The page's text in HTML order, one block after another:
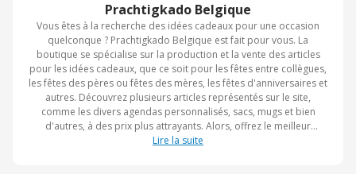
Prachtigkado Belgique
Vous êtes à la recherche des idées cadeaux pour une occasion
quelconque ? Prachtigkado Belgique est fait pour vous. La
boutique se spécialise sur la production et la vente des articles
pour les idées cadeaux, que ce soit pour les fêtes entre collègues,
les fêtes des pères ou fêtes des mères, les fêtes d'anniversaires et
autres. Découvrez plusieurs articles représentés sur le site,
comme les divers agendas personnalisés, sacs, mugs et bien
d'autres, à des prix plus attrayants. Alors, offrez le meilleur
cadeau à vos proches avec Prachtigkado Belgique.
Lire la suite